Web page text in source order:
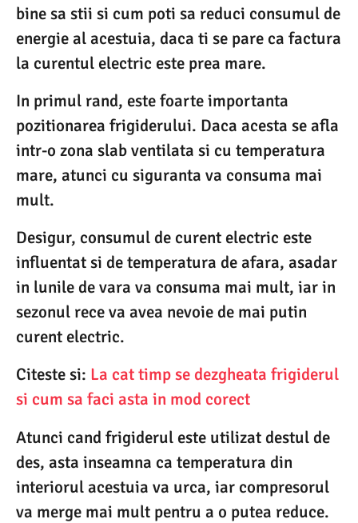
bine sa stii si cum poti sa reduci consumul de
energie al acestuia, daca ti se pare ca factura
la curentul electric este prea mare.
In primul rand, este foarte importanta
pozitionarea frigiderului. Daca acesta se afla
intr-o zona slab ventilata si cu temperatura
mare, atunci cu siguranta va consuma mai
mult.
Desigur, consumul de curent electric este
influentat si de temperatura de afara, asadar
in lunile de vara va consuma mai mult, iar in
sezonul rece va avea nevoie de mai putin
curent electric.
Citeste si: La cat timp se dezgheata frigiderul
si cum sa faci asta in mod corect
Atunci cand frigiderul este utilizat destul de
des, asta inseamna ca temperatura din
interiorul acestuia va urca, iar compresorul
va merge mai mult pentru a o putea reduce.